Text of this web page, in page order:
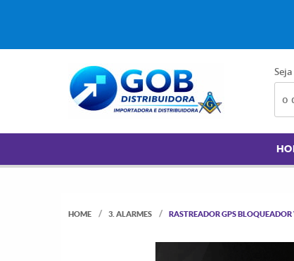
HOME 3. ALARMES RASTREADOR GPS